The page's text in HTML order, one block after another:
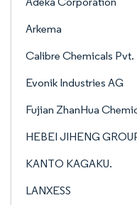
Arkema
Calibre Chemicals Pvt.
Evonik Industries AG
Fujian ZhanHua
HEBEI JIHENG
KANTO KAGAKU.
LANXESS